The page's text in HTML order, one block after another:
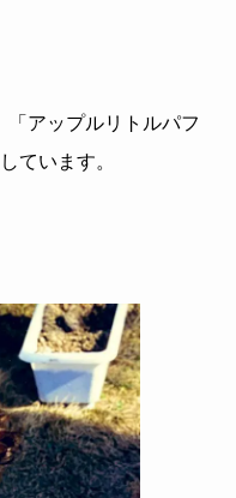
アップルリトルパフ
ています。